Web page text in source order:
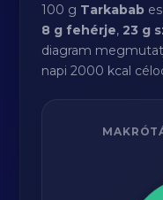
100 g Tarkabab
8 g fehérje,23 g
diagram
napi 2000 kcal